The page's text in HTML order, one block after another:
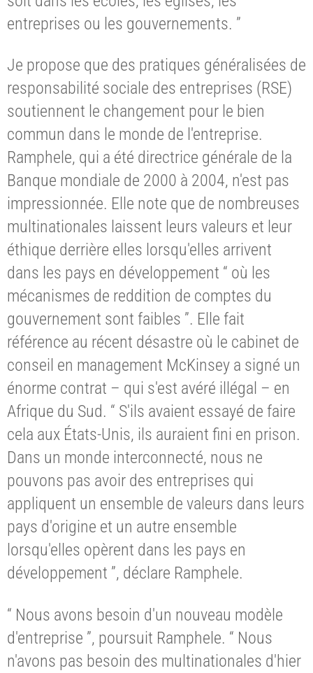
entreprises ou les gouvernements. ”
Je propose que des pratiques généralisées de
responsabilité sociale des entreprises (RSE)
soutiennent le changement pour le bien
commun dans le monde de l'entreprise.
Ramphele, qui a été directrice générale de la
Banque mondiale de 2000 à 2004, n'est pas
impressionnée. Elle note que de nombreuses
multinationales laissent leurs valeurs et leur
éthique derrière elles lorsqu'elles arrivent
dans les pays en développement “ où les
mécanismes de reddition de comptes du
gouvernement sont faibles ”. Elle fait
référence au récent désastre où le cabinet de
conseil en management McKinsey a signé un
énorme contrat – qui s'est avéré illégal – en
Afrique du Sud. “ S'ils avaient essayé de faire
cela aux États-Unis, ils auraient fini en prison.
Dans un monde interconnecté, nous ne
pouvons pas avoir des entreprises qui
appliquent un ensemble de valeurs dans leurs
pays d'origine et un autre ensemble
lorsqu'elles opèrent dans les pays en
développement ”, déclare Ramphele.
“ Nous avons besoin d'un nouveau modèle
d'entreprise ”, poursuit Ramphele. “ Nous
n'avons pas besoin des multinationales d'hier